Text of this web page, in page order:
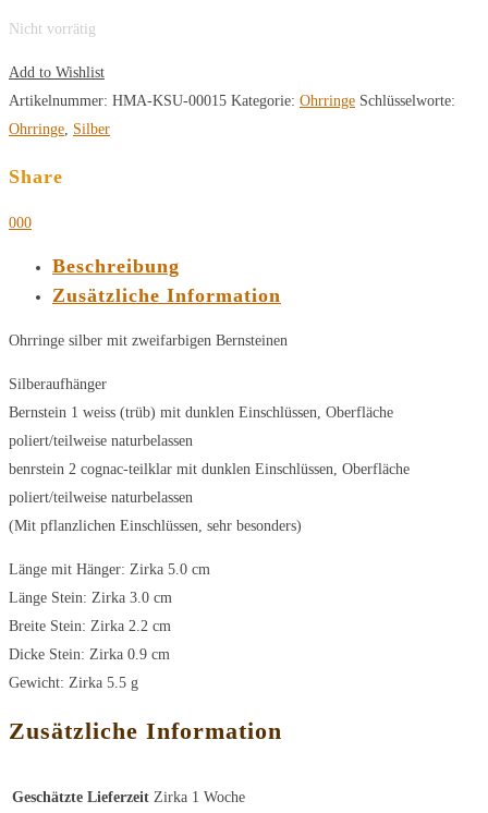
Nicht vorrätig
Add to Wishlist
Artikelnummer: HMA-KSU-00015 Kategorie: Ohrringe Schlüsselworte:
Ohrringe Silber
Share
000
Beschreibung
Zusätzliche Information
Ohrringe silber mit zweifarbigen Bernsteinen
Silberaufhänger
Bernstein 1 weiss (trüb) mit dunklen Einschlüssen, Oberfläche
poliert/teilweise naturbelassen
benrstein 2 cognac-teilklar mit dunklen Einschlüssen, Oberfläche
poliert/teilweise naturbelassen
(Mit pflanzlichen Einschlüssen, sehr besonders)
Länge mit Hänger: Zirka 5.0 cm
Länge Stein: Zirka 3.0 cm
Breite Stein: Zirka 2.2 cm
Dicke Stein: Zirka 0.9 cm
Gewicht: Zirka 5.5 g
Zusätzliche Information
Geschätzte Lieferzeit Zirka 1 Woche